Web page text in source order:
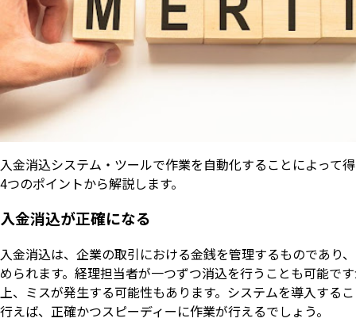
入金消込システム・ツールで作業を自動化することによって
4つのポイントから解説します。
入金消込が正確になる
入金消込は、企業の取引における金銭を管理するものであり
められます。経理担当者が一つずつ消込を行うことも可能で
上、ミスが発生する可能性もあります。システムを導入する
行えば、正確かつスピーディーに作業が行えるでしょう。